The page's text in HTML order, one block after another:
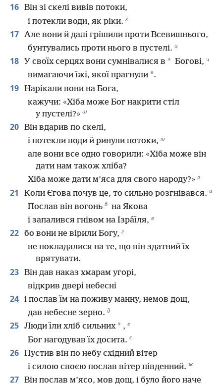
16 Він зі скелі вивів потоки,
і потекли води, як ріки. х
17 Але вони й далі грішили проти Всевишнього,
бунтувались проти нього в пустелі. ц
18 У своїх серцях вони сумнівалися в * Богові, ч
вимагаючи їжі, якої прагнули *.
19 Нарікали вони на Бога,
кажучи: «Хіба може Бог накрити стіл
у пустелі?» ш
20 Він вдарив по скелі,
і потекли води й ринули потоки, ю
але вони все одно говорили: «Хіба може він
дати нам також хліба?
Хіба може дати м’яса для свого народу?» я
21 Коли Єгова почув це, то сильно розгнівався. а
Послав він вогонь б на Якова
і запалився гнівом на Ізра́їля, в
22 бо вони не вірили Богу, г
не покладалися на те, що він здатний їх
врятувати.
23 Він дав наказ хмарам угорі,
відкрив двері небесні
24 і послав їм на поживу манну, немов дощ,
дав небесне зерно. д
25 Люди їли хліб сильних * , е
Бог нагодував їх досита. є
26 Пустив він по небу східний вітер
і силою своєю послав вітер південний. ж
27 Він послав м’ясо, мов дощ, і було його наче